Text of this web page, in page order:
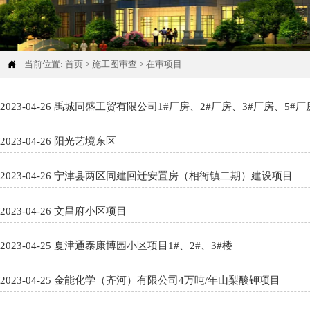
 当前位置: 首页 > 施工图审查 > 在审项目
2023-04-26 禹城同盛工贸有限公司1#厂房、2#厂房、3#厂房、5#厂
2023-04-26 阳光艺境东区
2023-04-26 宁津县两区同建回迁安置房（相衙镇二期）建设项目
2023-04-26 文昌府小区项目
2023-04-25 夏津通泰康博园小区项目1#、2#、3#楼
2023-04-25 金能化学（齐河）有限公司4万吨/年山梨酸钾项目